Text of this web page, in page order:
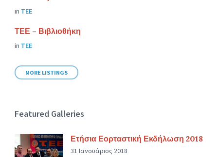
in ΤΕΕ
ΤΕΕ – Βιβλιοθήκη
in ΤΕΕ
MORE LISTINGS
Featured Galleries
Ετήσια Εορταστική Εκδήλωση 2018
31 Ιανουάριος 2018